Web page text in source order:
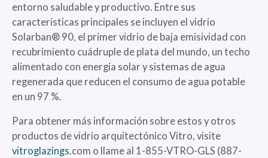
entorno saludable y productivo. Entre sus
características principales se incluyen el vidrio
Solarban® 90, el primer vidrio de baja emisividad con
recubrimiento cuádruple de plata del mundo, un techo
alimentado con energía solar y sistemas de agua
regenerada que reducen el consumo de agua potable
en un 97 %.
Para obtener más información sobre estos y otros
productos de vidrio arquitectónico Vitro, visite
vitroglazings.com o llame al 1-855-VTRO-GLS (887-